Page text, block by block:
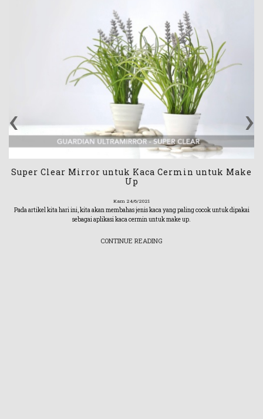
Super Clear Mirror untuk Kaca Cermin untuk Make
Up
Kam 24/6/2021
Pada artikel kita hari ini, kita akan membahas jenis kaca yang paling cocok untuk dipakai
sebagai aplikasi kaca cermin untuk make up.
CONTINUE READING
‹ ›